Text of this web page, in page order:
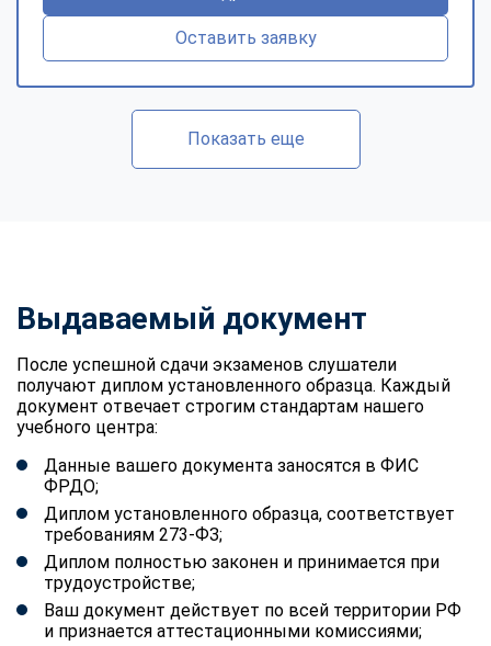
Оставить заявку
Показать еще
Выдаваемый документ
После успешной сдачи экзаменов слушатели
получают диплом установленного образца. Каждый
документ отвечает строгим стандартам нашего
учебного центра:
Данные вашего документа заносятся в ФИС
ФРДО;
Диплом установленного образца, соответствует
требованиям 273-ФЗ;
Диплом полностью законен и принимается при
трудоустройстве;
Ваш документ действует по всей территории РФ
и признается аттестационными комиссиями;